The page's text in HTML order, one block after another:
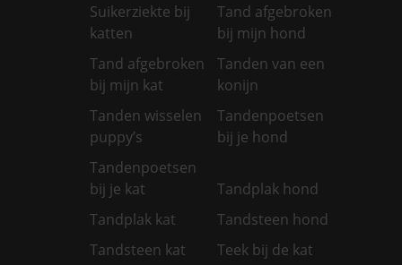
Suikerziekte bij
katten
Tand afgebroken
bij mijn hond
Tand afgebroken
bij mijn kat
Tanden van een
konijn
Tanden wisselen
puppy’s
Tandenpoetsen
bij je hond
Tandenpoetsen
bij je kat
Tandplak hond
Tandplak kat
Tandsteen hond
Tandsteen kat
Teek bij de kat